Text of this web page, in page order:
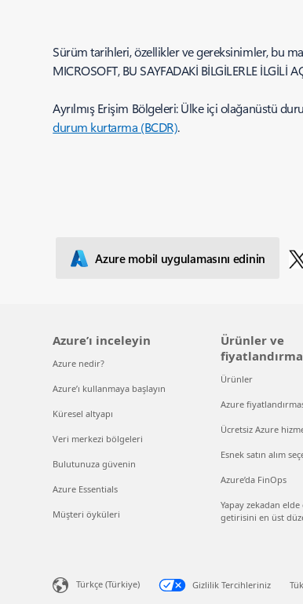
Sürüm tarihleri, özellikler ve gereksinimler, bu
MICROSOFT, BU SAYFADAKİ BİLGİLERLE İLGİLİ
Ayrılmış Erişim Bölgeleri: Ülke içi olağanüstü
durum kurtarma (BCDR).
Azure mobil uygulamasını edinin
Azure’ı inceleyin
Azure nedir?
Azure’ı kullanmaya başlayın
Küresel altyapı
Veri merkezi bölgeleri
Bulutunuza güvenin
Azure Essentials
Müşteri öyküleri
Ürünler ve
fiyatlandırma
Ürünler
Azure
Ücretsiz Azure
Esnek satın alım
Azure’da FinOps
Yapay zekadan elde
getirisini en üst
Türkçe (Türkiye) Gizlilik Tercihleriniz